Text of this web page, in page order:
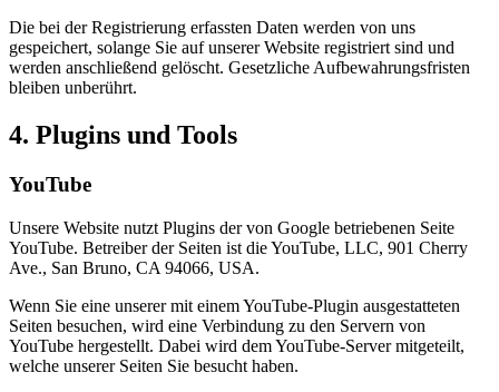
Die bei der Registrierung erfassten Daten werden von uns
gespeichert, solange Sie auf unserer Website registriert sind und
werden anschließend gelöscht. Gesetzliche Aufbewahrungsfristen
bleiben unberührt.
4. Plugins und Tools
YouTube
Unsere Website nutzt Plugins der von Google betriebenen Seite
YouTube. Betreiber der Seiten ist die YouTube, LLC, 901 Cherry
Ave., San Bruno, CA 94066, USA.
Wenn Sie eine unserer mit einem YouTube-Plugin ausgestatteten
Seiten besuchen, wird eine Verbindung zu den Servern von
YouTube hergestellt. Dabei wird dem YouTube-Server mitgeteilt,
welche unserer Seiten Sie besucht haben.